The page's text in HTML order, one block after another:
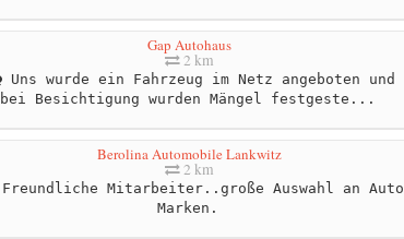
Gap Autohaus
2 km
Uns wurde ein Fahrzeug im Netz angeboten und
bei Besichtigung wurden Mängel festgeste...
Berolina Automobile Lankwitz
2 km
Freundliche Mitarbeiter..große Auswahl an Auto
Marken.